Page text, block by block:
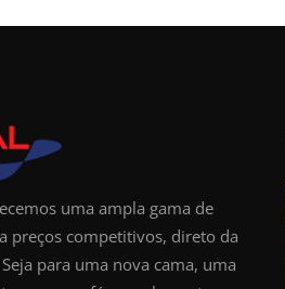
uma ampla gama de
preços competitivos, direto da
para uma nova cama, uma